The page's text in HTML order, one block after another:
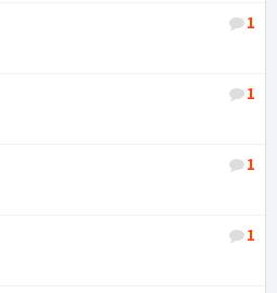
1
1
1
1